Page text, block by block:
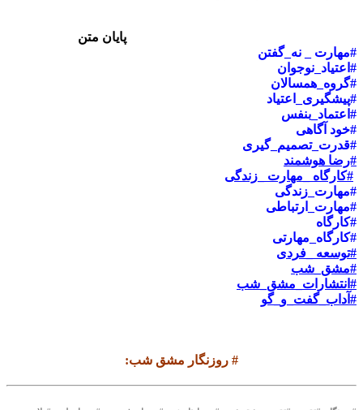
پایان متن
#مهارت _ نه_گفتن
#اعتیاد_نوجوان
#گروه_همسالان
#پیشگیری_اعتیاد
#اعتماد_بنفس
#خود آگاهی
#قدرت_تصمیم_گیری
#رضا هوشمند
#کارگاه _مهارت _زندگی
#مهارت_زندگی
#مهارت_ارتباطی
#کارگاه
#کارگاه_مهارتی
#توسعه _فردی
#مشق_شب
#انتشارات_مشق_شب
#آداب_گفت_و_گو
# روزنگار مشق شب: